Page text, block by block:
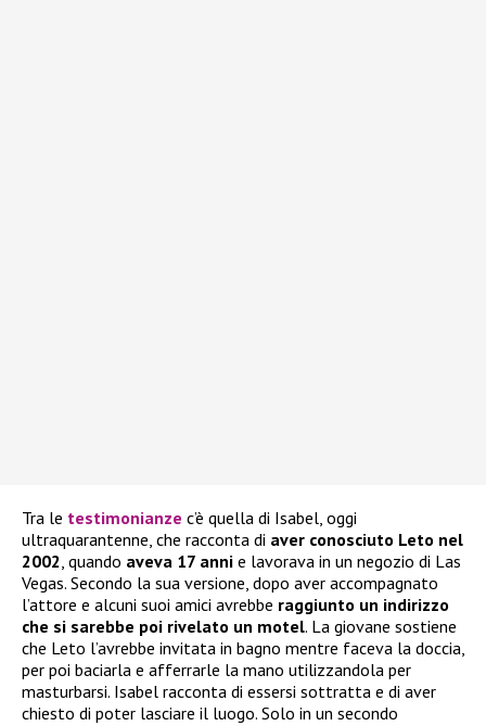
Tra le testimonianze c’è quella di Isabel, oggi
ultraquarantenne, che racconta di aver conosciuto Leto nel
2002, quando aveva 17 anni e lavorava in un negozio di Las
Vegas. Secondo la sua versione, dopo aver accompagnato
l’attore e alcuni suoi amici avrebbe raggiunto un indirizzo
che si sarebbe poi rivelato un motel. La giovane sostiene
che Leto l’avrebbe invitata in bagno mentre faceva la doccia,
per poi baciarla e afferrarle la mano utilizzandola per
masturbarsi. Isabel racconta di essersi sottratta e di aver
chiesto di poter lasciare il luogo. Solo in un secondo